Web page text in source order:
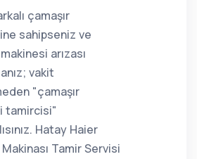
çamaşır
sahipseniz ve
arızası
vakit
"çamaşır
tamircisi"
Hatay Haier
Makinası Tamir Servisi